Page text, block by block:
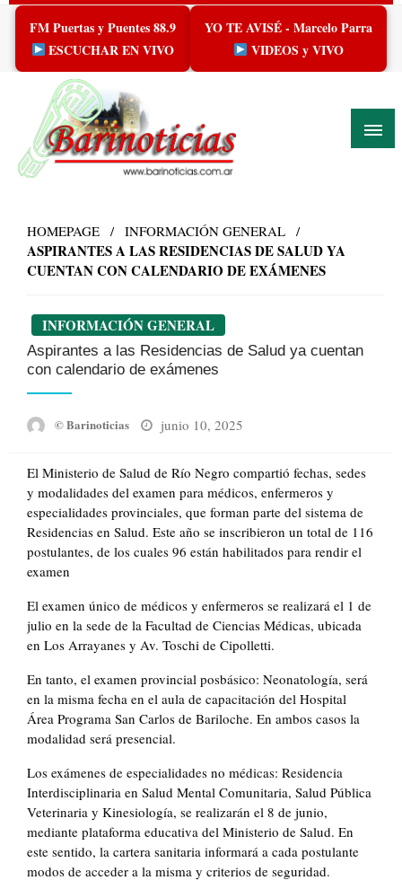
Skip
content
FM Puertas y Puentes 88.9
ESCUCHAR EN VIVO
YO TE AVISÉ - Marcelo Parra
VIDEOS y VIVO
HOMEPAGE INFORMACIÓN GENERAL
ASPIRANTES A LAS RESIDENCIAS DE SALUD YA
CUENTAN CON CALENDARIO DE EXÁMENES
INFORMACIÓN GENERAL
Aspirantes a las Residencias de Salud ya cuentan
con calendario de exámenes
© Barinoticias
Posted
junio 10, 2025
El Ministerio de Salud de Río Negro compartió fechas, sedes
y modalidades del examen para médicos, enfermeros y
especialidades provinciales, que forman parte del sistema de
Residencias en Salud. Este año se inscribieron un total de 116
postulantes, de los cuales 96 están habilitados para rendir el
examen
El examen único de médicos y enfermeros se realizará el 1 de
julio en la sede de la Facultad de Ciencias Médicas, ubicada
en Los Arrayanes y Av. Toschi de Cipolletti.
En tanto, el examen provincial posbásico: Neonatología, será
en la misma fecha en el aula de capacitación del Hospital
Área Programa San Carlos de Bariloche. En ambos casos la
modalidad será presencial.
Los exámenes de especialidades no médicas: Residencia
Interdisciplinaria en Salud Mental Comunitaria, Salud Pública
Veterinaria y Kinesiología, se realizarán el 8 de junio,
mediante plataforma educativa del Ministerio de Salud. En
este sentido, la cartera sanitaria informará a cada postulante
modos de acceder a la misma y criterios de seguridad.